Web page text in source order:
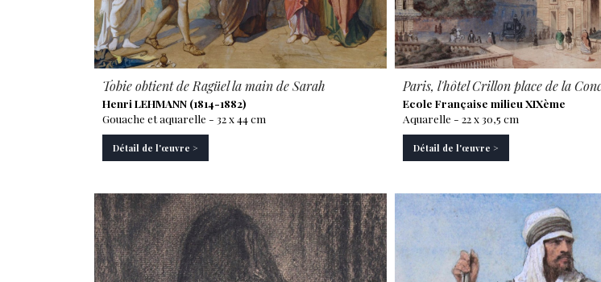
Tobie obtient de Ragüel la main de Sarah
Henri LEHMANN (1814-1882)
Gouache et aquarelle - 32 x 44 cm
Détail de l'œuvre >
Paris, l'hôtel Crillon place de la
Ecole Française milieu XIXème
Aquarelle - 22 x 30,5 cm
Détail de l'œuvre >